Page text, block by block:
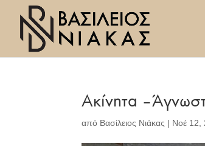
Ακίνητα –
από Βασίλειος Νιάκας | Νοέ 12,